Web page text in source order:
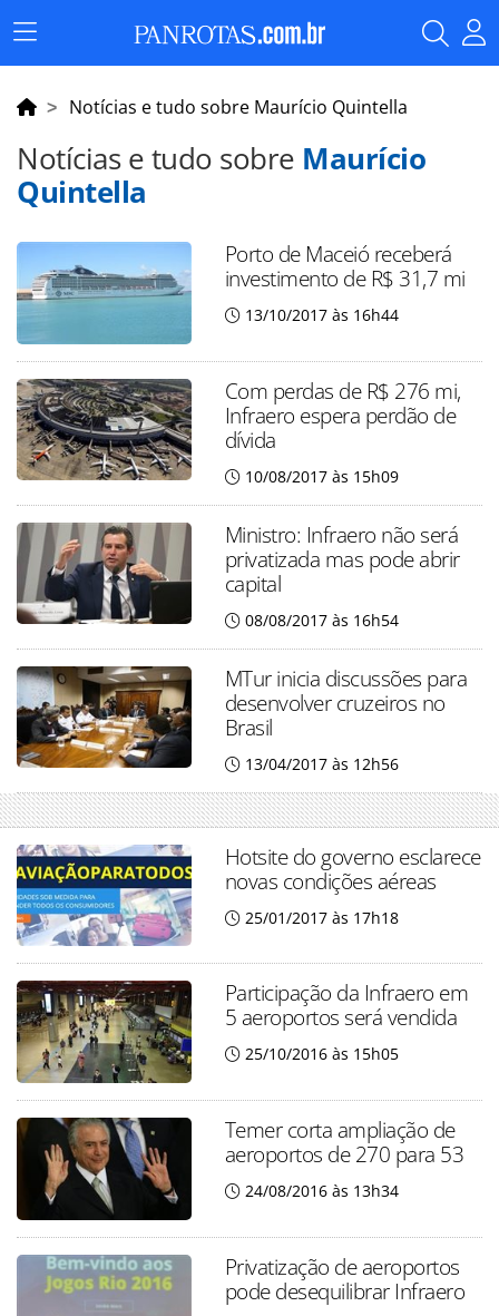
Menu
Principal
Notícias e tudo sobre Maurício Quintella
Notícias e tudo sobre Maurício
Quintella
Porto de Maceió receberá
investimento de R$ 31,7 mi
13/10/2017 às 16h44
Com perdas de R$ 276 mi,
Infraero espera perdão de
dívida
10/08/2017 às 15h09
Ministro: Infraero não será
privatizada mas pode abrir
capital
08/08/2017 às 16h54
MTur inicia discussões para
desenvolver cruzeiros no
Brasil
13/04/2017 às 12h56
Hotsite do governo esclarece
novas condições aéreas
25/01/2017 às 17h18
Participação da Infraero em
5 aeroportos será vendida
25/10/2016 às 15h05
Temer corta ampliação de
aeroportos de 270 para 53
24/08/2016 às 13h34
Privatização de aeroportos
pode desequilibrar Infraero